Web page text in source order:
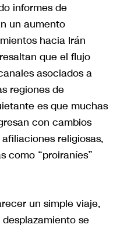
informes de
un aumento
hacia Irán
que el flujo
asociados a
regiones de
es que muchas
con cambios
religiosas,
como “proiraníes”
un simple viaje,
se